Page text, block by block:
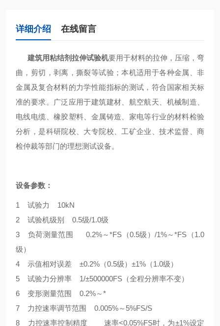
详细介绍 在线留言
建筑用粘结剂拉伸试验机要用于材料的拉伸，压缩，弯
曲，剪切，剥离，撕裂等试验；本机适用于各种金属、非
金属及复合材料的力学性能指标的测试，符合国家相关标
准的要求。广泛应用于建筑建材、航空航天、机械制造、
电线电缆、橡胶塑料、金属铸造、家电等行业的材料检验
分析，是科研院校、大专院校、工矿企业、技术监督、商
检仲裁等部门的理想测试设备。
设备参数：
1 试验力 10kN
2 试验机级别 0.5级/1.0级
3 负荷测量范围 0.2%～*FS（0.5级）/1%～*FS（1.0
级）
4 示值相对误差 ±0.2%（0.5级）±1%（1.0级）
5 试验力分辨率 1/±500000FS（全程分辨率不变）
6 变形测量范围 0.2%～*
7 力控速率调节范围 0.005%～5%FS/S
8 力控速率控制精度 速率<0.05%FS时，为±1%设定